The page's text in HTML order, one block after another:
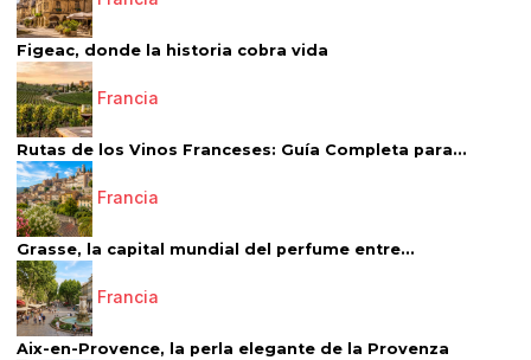
Figeac, donde la historia cobra vida
Francia
Rutas de los Vinos Franceses: Guía Completa para...
Francia
Grasse, la capital mundial del perfume entre...
Francia
Aix-en-Provence, la perla elegante de la Provenza